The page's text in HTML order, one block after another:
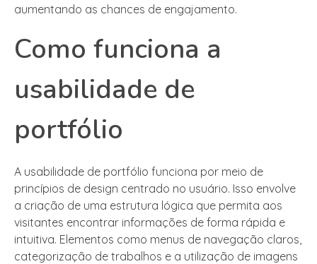
aumentando as chances de engajamento.
Como funciona a
usabilidade de
portfólio
A usabilidade de portfólio funciona por meio de
princípios de design centrado no usuário. Isso envolve
a criação de uma estrutura lógica que permita aos
visitantes encontrar informações de forma rápida e
intuitiva. Elementos como menus de navegação claros,
categorização de trabalhos e a utilização de imagens